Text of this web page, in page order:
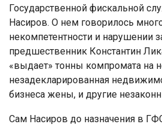
Государственной фискальной
Насиров. О нем говорилось
некомпетентности и нарушении
предшественник Константин
«выдает» тонны компромата на
незадекларированная
бизнеса жены, и другие
Сам Насиров до назначения в